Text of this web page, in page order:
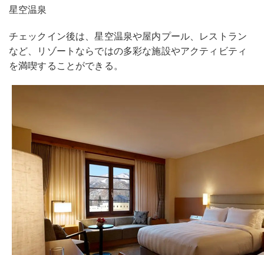
星空温泉
チェックイン後は、星空温泉や屋内プール、レストラン
など、リゾートならではの多彩な施設やアクティビティ
を満喫することができる。